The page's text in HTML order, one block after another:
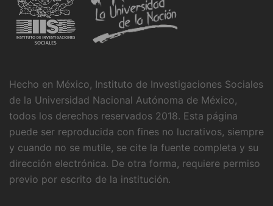
Hecho en México, Instituto de Investigaciones Sociales
de la Universidad Nacional Autónoma de México,
todos los derechos reservados 2018. Esta página
puede ser reproducida con fines no lucrativos, siempre
y cuando no se mutile, se cite la fuente completa y su
dirección electrónica. De otra forma, requiere permiso
previo por escrito de la institución.